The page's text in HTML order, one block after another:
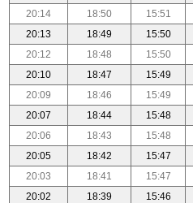
15:51
18:50
20:14
15:50
18:49
20:13
15:50
18:48
20:12
15:49
18:47
20:10
15:49
18:46
20:09
15:48
18:44
20:07
15:48
18:43
20:06
15:47
18:42
20:05
15:47
18:41
20:03
15:46
18:39
20:02